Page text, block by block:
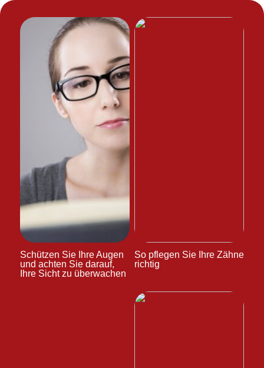
Schützen Sie Ihre Augen
und achten Sie darauf,
Ihre Sicht zu überwachen
So pflegen Sie Ihre Zähne
richtig